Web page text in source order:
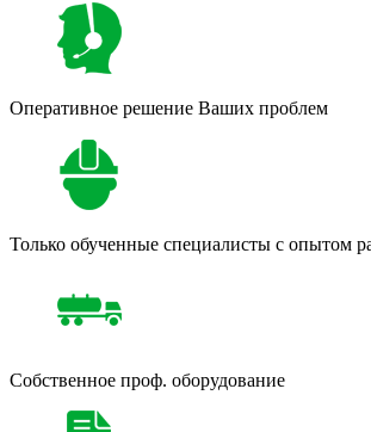
Оперативное решение Ваших проблем
Только обученные специалисты с опытом
Собственное проф. оборудование